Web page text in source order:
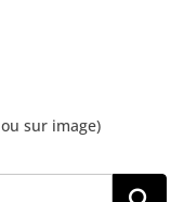
ou sur image)